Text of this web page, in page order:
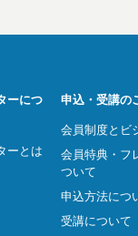
ーにつ
ーとは
申込・受講の
会員制度とビ
会員特典・フ
ついて
申込方法につ
受講について